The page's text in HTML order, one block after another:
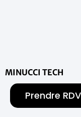
MINUCCI TECH
Prendre RDV